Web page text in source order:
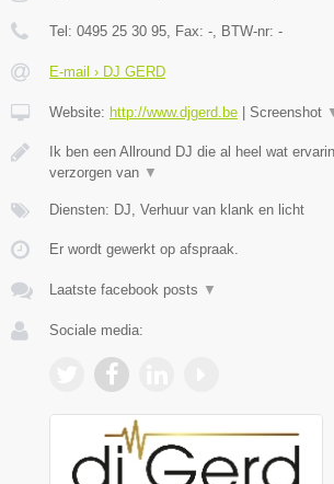
Tel: 0495 25 30 95 , Fax: - , BTW-nr: -
E-mail › DJ GERD
Website: http://www.djgerd.be Screenshot
Ik ben een Allround DJ die al heel wat
verzorgen van ▼
Diensten: DJ, Verhuur van klank en licht
Er wordt gewerkt op afspraak.
Laatste facebook posts ▼
Sociale media: